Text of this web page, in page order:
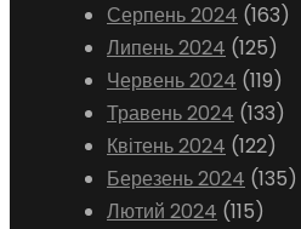
Серпень 2024 (163)
Липень 2024 (125)
Червень 2024 (119)
Травень 2024 (133)
Квітень 2024 (122)
Березень 2024 (135)
Лютий 2024 (115)